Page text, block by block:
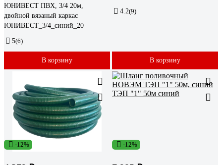
ЮНИВЕСТ ПВХ, 3/4 20м,
двойной вязаный каркас
ЮНИВЕСТ_3/4_синий_20
5(6)
В корзину
4.2(9)
В корзину
-12% -12%